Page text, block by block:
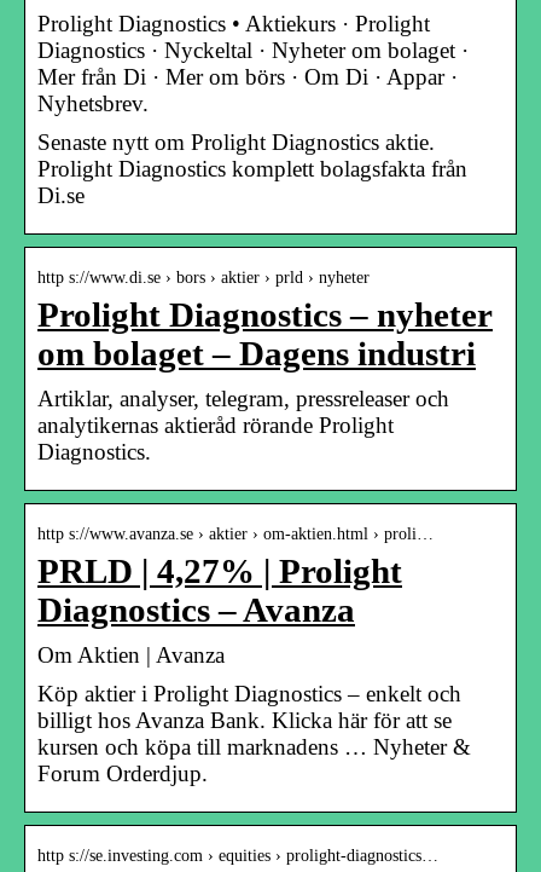
Prolight Diagnostics • Aktiekurs · Prolight
Diagnostics · Nyckeltal · Nyheter om bolaget ·
Mer från Di · Mer om börs · Om Di · Appar ·
Nyhetsbrev.
Senaste nytt om Prolight Diagnostics aktie.
Prolight Diagnostics komplett bolagsfakta från
Di.se
http s://www.di.se › bors › aktier › prld › nyheter
Prolight Diagnostics – nyheter
om bolaget – Dagens industri
Artiklar, analyser, telegram, pressreleaser och
analytikernas aktieråd rörande Prolight
Diagnostics.
http s://www.avanza.se › aktier › om-aktien.html › proli…
PRLD | 4,27% | Prolight
Diagnostics – Avanza
Om Aktien | Avanza
Köp aktier i Prolight Diagnostics – enkelt och
billigt hos Avanza Bank. Klicka här för att se
kursen och köpa till marknadens … Nyheter &
Forum Orderdjup.
http s://se.investing.com › equities › prolight-diagnostics…